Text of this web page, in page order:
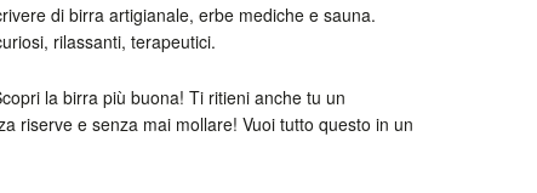
di birra artigianale, erbe mediche e sauna.
rilassanti, terapeutici.
la birra più buona! Ti ritieni anche tu un
riserve e senza mai mollare! Vuoi tutto questo in un